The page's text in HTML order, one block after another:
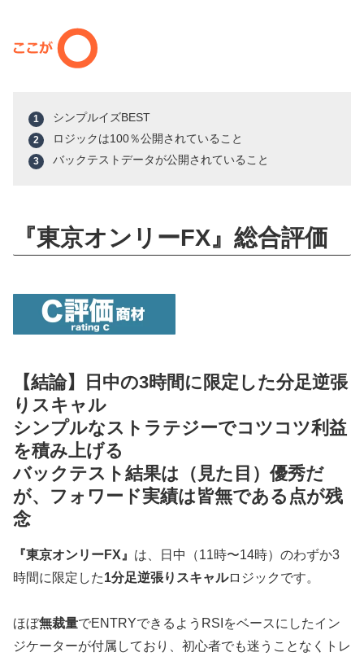
シンプルイズBEST
ロジックは100％公開されていること
バックテストデータが公開されていること
『東京オンリーFX』総合評価
【結論】日中の3時間に限定した分足逆張
りスキャル
シンプルなストラテジーでコツコツ利益
を積み上げる
バックテスト結果は（見た目）優秀だ
が、フォワード実績は皆無である点が残
念
『東京オンリーFX』 は、日中（11時〜14時）のわずか3
時間に限定した1分足逆張りスキャルロジックです。
ほぼ無裁量でENTRYできるようRSIをベースにしたイン
ジケーターが付属しており、初心者でも迷うことなくトレ